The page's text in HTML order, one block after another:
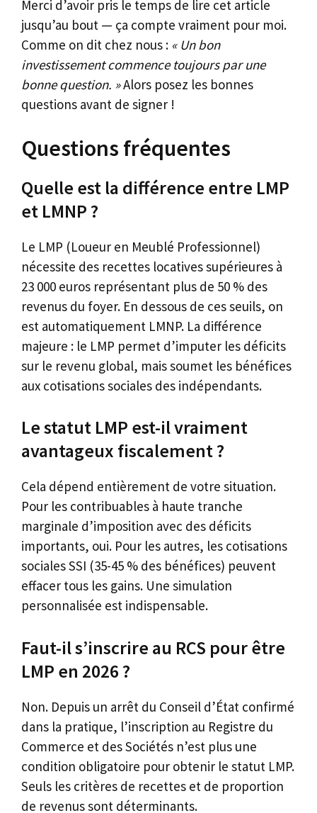
Merci d’avoir pris le temps de lire cet article
jusqu’au bout — ça compte vraiment pour moi.
Comme on dit chez nous : « Un bon
investissement commence toujours par une
bonne question. »Alors posez les bonnes
questions avant de signer !
Questions fréquentes
Quelle est la différence entre LMP
et LMNP ?
Le LMP (Loueur en Meublé Professionnel)
nécessite des recettes locatives supérieures à
23 000 euros représentant plus de 50 % des
revenus du foyer. En dessous de ces seuils, on
est automatiquement LMNP. La différence
majeure : le LMP permet d’imputer les déficits
sur le revenu global, mais soumet les bénéfices
aux cotisations sociales des indépendants.
Le statut LMP est-il vraiment
avantageux fiscalement ?
Cela dépend entièrement de votre situation.
Pour les contribuables à haute tranche
marginale d’imposition avec des déficits
importants, oui. Pour les autres, les cotisations
sociales SSI (35-45 % des bénéfices) peuvent
effacer tous les gains. Une simulation
personnalisée est indispensable.
Faut-il s’inscrire au RCS pour être
LMP en 2026 ?
Non. Depuis un arrêt du Conseil d’État confirmé
dans la pratique, l’inscription au Registre du
Commerce et des Sociétés n’est plus une
condition obligatoire pour obtenir le statut LMP.
Seuls les critères de recettes et de proportion
de revenus sont déterminants.